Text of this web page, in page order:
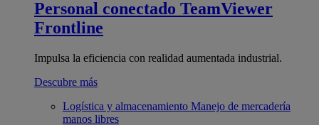
Personal conectado TeamViewer
Frontline
Impulsa la eficiencia con realidad aumentada industrial.
Descubre más
Logística y almacenamiento Manejo de mercadería
manos libres